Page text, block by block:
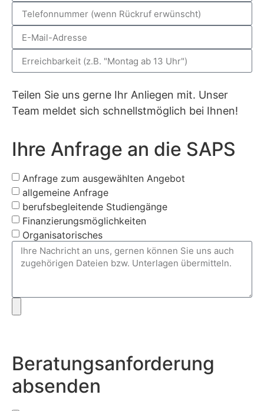
Teilen Sie uns gerne Ihr Anliegen mit. Unser
Team meldet sich schnellstmöglich bei Ihnen!
Ihre Anfrage an die SAPS
Anfrage zum ausgewählten Angebot
allgemeine Anfrage
berufsbegleitende Studiengänge
Finanzierungsmöglichkeiten
Organisatorisches
Beratungsanforderung
absenden